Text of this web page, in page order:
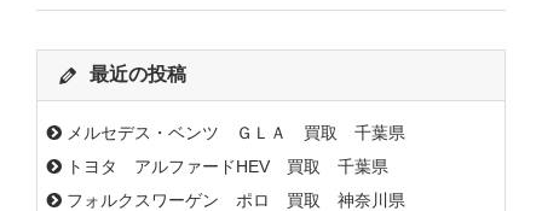
最近の投稿
メルセデス・ベンツ ＧＬＡ 買取 千葉県
トヨタ アルファードHEV 買取 千葉県
フォルクスワーゲン ポロ 買取 神奈川県